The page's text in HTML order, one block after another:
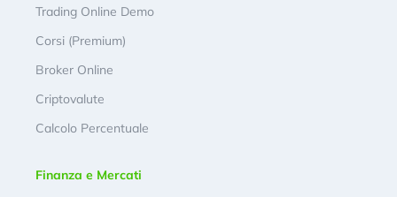
Trading Online Demo
Corsi (Premium)
Broker Online
Criptovalute
Calcolo Percentuale
Finanza e Mercati